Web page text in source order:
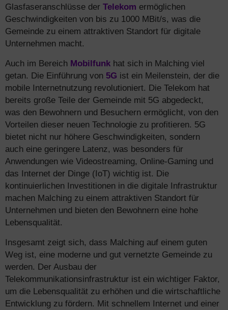
Glasfaseranschlüsse der Telekom ermöglichen
Geschwindigkeiten von bis zu 1000 MBit/s, was die
Gemeinde zu einem attraktiven Standort für digitale
Unternehmen macht.
Auch im Bereich Mobilfunk hat sich in Malching viel
getan. Die Einführung von 5G ist ein Meilenstein, der die
mobile Internetnutzung revolutioniert. Die Telekom hat
bereits große Teile der Gemeinde mit 5G abgedeckt,
was den Bewohnern und Besuchern ermöglicht, von den
Vorteilen dieser neuen Technologie zu profitieren. 5G
bietet nicht nur höhere Geschwindigkeiten, sondern
auch eine geringere Latenz, was besonders für
Anwendungen wie Videostreaming, Online-Gaming und
das Internet der Dinge (IoT) wichtig ist. Die
kontinuierlichen Investitionen in die digitale Infrastruktur
machen Malching zu einem attraktiven Standort für
Unternehmen und bieten den Bewohnern eine hohe
Lebensqualität.
Insgesamt zeigt sich, dass Malching auf einem guten
Weg ist, eine moderne und gut vernetzte Gemeinde zu
werden. Der Ausbau der
Telekommunikationsinfrastruktur ist ein wichtiger Faktor,
um die Lebensqualität zu erhöhen und die wirtschaftliche
Entwicklung zu fördern. Mit schnellem Internet und einer